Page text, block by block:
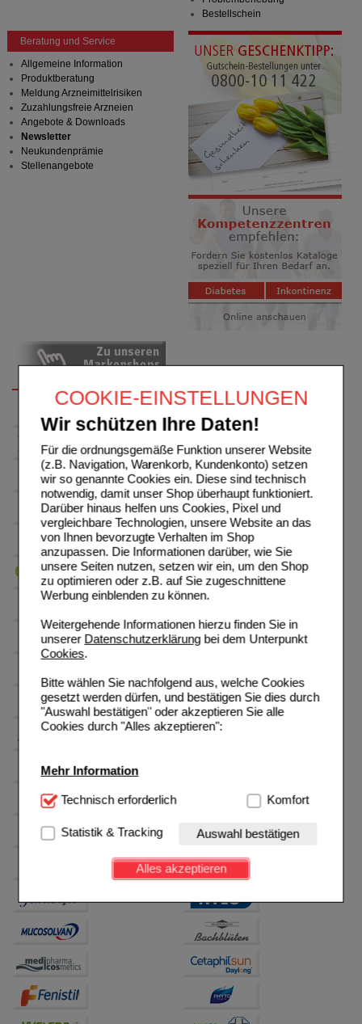
COOKIE-EINSTELLUNGEN
Wir schützen Ihre Daten!
Für die ordnungsgemäße Funktion unserer Website
(z.B. Navigation, Warenkorb, Kundenkonto) setzen
wir so genannte Cookies ein. Diese sind technisch
notwendig, damit unser Shop überhaupt funktioniert.
Darüber hinaus helfen uns Cookies, Pixel und
vergleichbare Technologien, unsere Website an das
von Ihnen bevorzugte Verhalten im Shop
anzupassen. Die Informationen darüber, wie Sie
unsere Seiten nutzen, setzen wir ein, um den Shop
zu optimieren oder z.B. auf Sie zugeschnittene
Werbung einblenden zu können.
Weitergehende Informationen hierzu finden Sie in
unserer Datenschutzerklärungbei dem Unterpunkt
Cookies.
Bitte wählen Sie nachfolgend aus, welche Cookies
gesetzt werden dürfen, und bestätigen Sie dies durch
"Auswahl bestätigen" oder akzeptieren Sie alle
Cookies durch "Alles akzeptieren":
Mehr Information
Technisch Notwendig:Hierbei handelt es sich um
Website notwendig sind (z.B. Navigation, Warenkorb,
Kundenkonto), weshalb auf diese nicht verzichtet
werden kann.
Einkaufserlebnis noch ansprechender zu gestalten,
Besuchers oder unsere Seite an bevorzugte
Verhaltensweisen (z.B. Spracheinstellung)
anzupassen. Komfort-Cookies ermöglichen es uns
auch auf Ihre Bedürfnisse zugeschrittene Inhalte
anzuzeigen und unser Partnerprogramm zu
betreiben.
Technisch erforderlich Komfort
Statistik & Tracking Auswahl bestätigen
Alles akzeptieren
Bestellschein
Beratung und Service
Allgemeine Information
Produktberatung
Meldung Arzneimittelrisiken
Zuzahlungsfreie Arzneien
Angebote & Downloads
Newsletter
Neukundenprämie
Stellenangebote